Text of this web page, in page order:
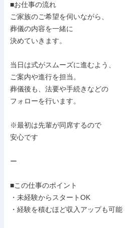
■お仕事の流れ
ご家族のご希望を伺いながら、
葬儀の内容を一緒に
決めていきます。
当日は式がスムーズに進むよう、
ご案内や進行を担当。
葬儀後も、法要や手続きなどの
フォローを行います。
※最初は先輩が同席するので
安心です
ー
■この仕事のポイント
・未経験からスタートOK
・経験を積むほど収入アップも可能